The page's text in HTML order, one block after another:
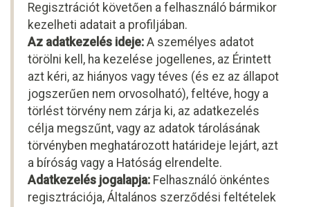
Regisztrációt követően a felhasználó bármikor
kezelheti adatait a profiljában.
Az adatkezelés ideje: A személyes adatot
törölni kell, ha kezelése jogellenes, az Érintett
azt kéri, az hiányos vagy téves (és ez az állapot
jogszerűen nem orvosolható), feltéve, hogy a
törlést törvény nem zárja ki, az adatkezelés
célja megszűnt, vagy az adatok tárolásának
törvényben meghatározott határideje lejárt, azt
a bíróság vagy a Hatóság elrendelte.
Adatkezelés jogalapja: Felhasználó önkéntes
regisztrációja, Általános szerződési feltételek